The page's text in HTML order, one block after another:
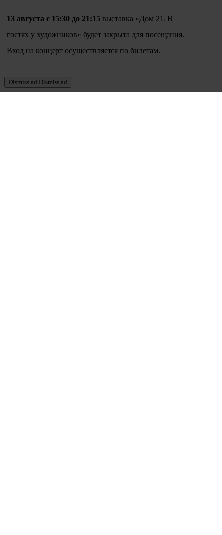
13 августа с 15:30 до 21:15 выставка «Дом 21. В
гостях у художников» будет закрыта для посещения.
Вход на концерт осуществляется по билетам.
Dismiss ad Dismiss ad